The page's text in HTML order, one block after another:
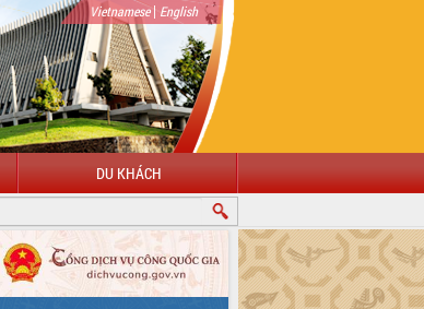
Vietnamese| English
DU KHÁCH
TỬ TỈNH ĐẮK LẮK